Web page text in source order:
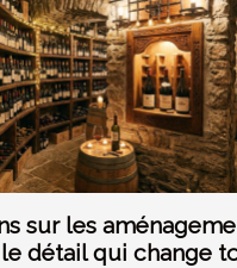
sur les
le détail qui change